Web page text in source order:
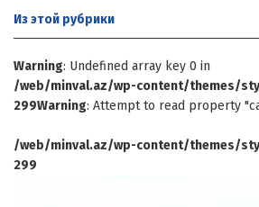
Из этой рубрики
Warning: Undefined array key 0 in
/web/minval.az/wp-content/themes/
299Warning: Attempt to read property
/web/minval.az/wp-content/themes/
299